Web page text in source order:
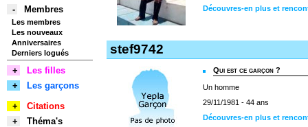
Découvres-en plus et
stef9742
Qui est ce garçon ?
Un homme
29/11/1981 - 44 ans
Découvres-en plus et
-
Membres
Les membres
Les nouveaux
Anniversaires
Derniers logués
+
Les filles
+
Les garçons
+
Citations
+
Théma's